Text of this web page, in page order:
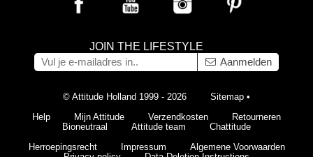
JOIN THE LIFESTYLE
Aanmelden
© Attitude Holland 1999 - 2026 Sitemap •
Help
Mijn Attitude Verzendkosten
Retourneren
Bioneutraal
Attitude team
Chattitude
Herroepingsrecht
Impressum
Algemene Voorwaarden